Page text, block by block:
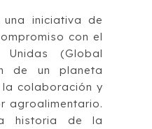
una iniciativa de
con el
(Global
de un planeta
colaboración y
agroalimentario.
historia de la